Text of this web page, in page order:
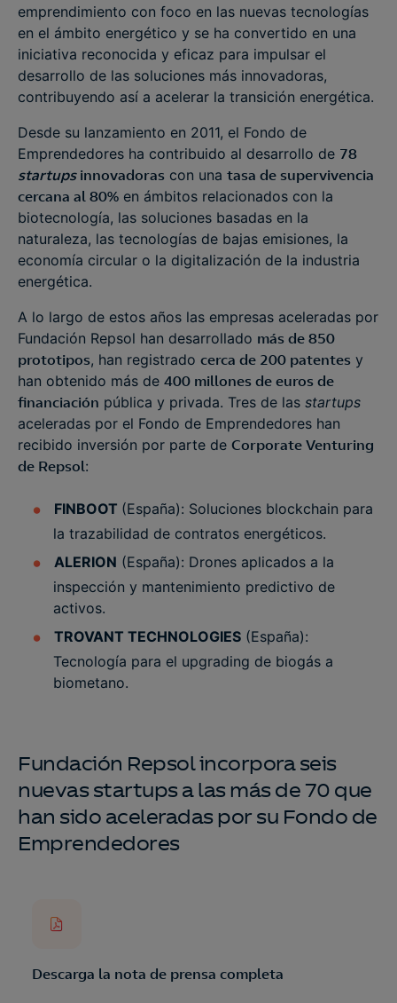
emprendimiento con foco en las nuevas tecnologías
en el ámbito energético y se ha convertido en una
iniciativa reconocida y eficaz para impulsar el
desarrollo de las soluciones más innovadoras,
contribuyendo así a acelerar la transición energética.
Desde su lanzamiento en 2011, el Fondo de
Emprendedores ha contribuido al desarrollo de 78
startups innovadoras con una tasa de supervivencia
cercana al 80% en ámbitos relacionados con la
biotecnología, las soluciones basadas en la
naturaleza, las tecnologías de bajas emisiones, la
economía circular o la digitalización de la industria
energética.
A lo largo de estos años las empresas aceleradas por
Fundación Repsol han desarrollado más de 850
prototipos, han registrado cerca de 200 patentes y
han obtenido más de 400 millones de euros de
financiación pública y privada. Tres de las startups
aceleradas por el Fondo de Emprendedores han
recibido inversión por parte de Corporate Venturing
de Repsol:
FINBOOT (España): Soluciones blockchain para
la trazabilidad de contratos energéticos.
ALERION (España): Drones aplicados a la
inspección y mantenimiento predictivo de
activos.
TROVANT TECHNOLOGIES (España):
Tecnología para el upgrading de biogás a
biometano.
Fundación Repsol incorpora seis
nuevas startups a las más de 70 que
han sido aceleradas por su Fondo de
Emprendedores
Descarga la nota de prensa completa